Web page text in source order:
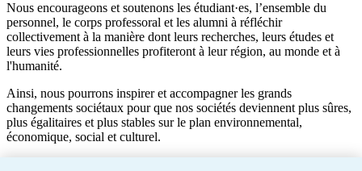
Nous encourageons et soutenons les étudiant·es, l’ensemble du
personnel, le corps professoral et les alumni à réfléchir
collectivement à la manière dont leurs recherches, leurs études et
leurs vies professionnelles profiteront à leur région, au monde et à
l'humanité.
Ainsi, nous pourrons inspirer et accompagner les grands
changements sociétaux pour que nos sociétés deviennent plus sûres,
plus égalitaires et plus stables sur le plan environnemental,
économique, social et culturel.